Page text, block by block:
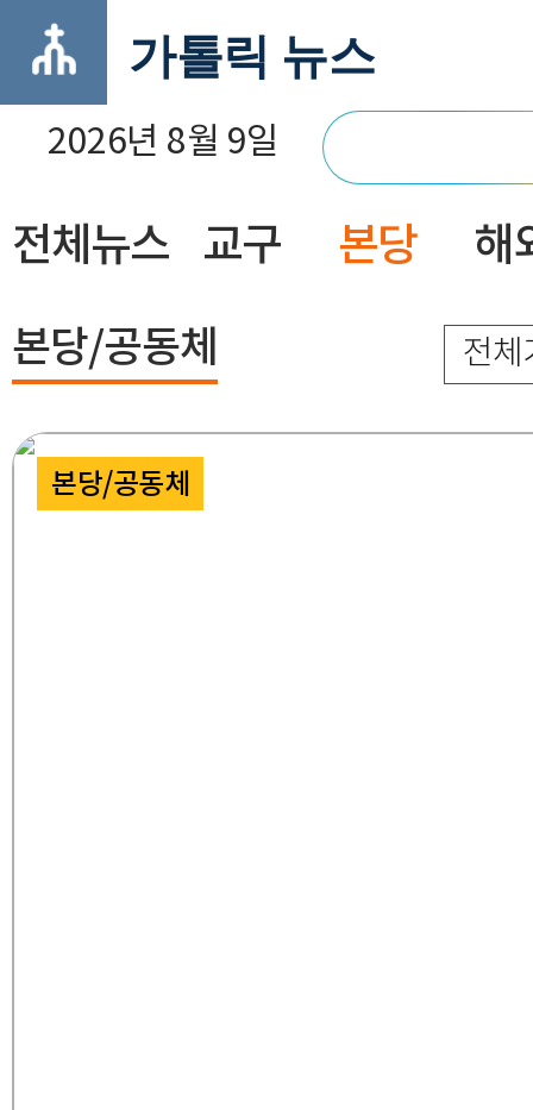
가톨릭 뉴스
2026년 8월 9일
닫기
전체뉴스 교구 본당 해
본당/공동체 전체
본당/공동체